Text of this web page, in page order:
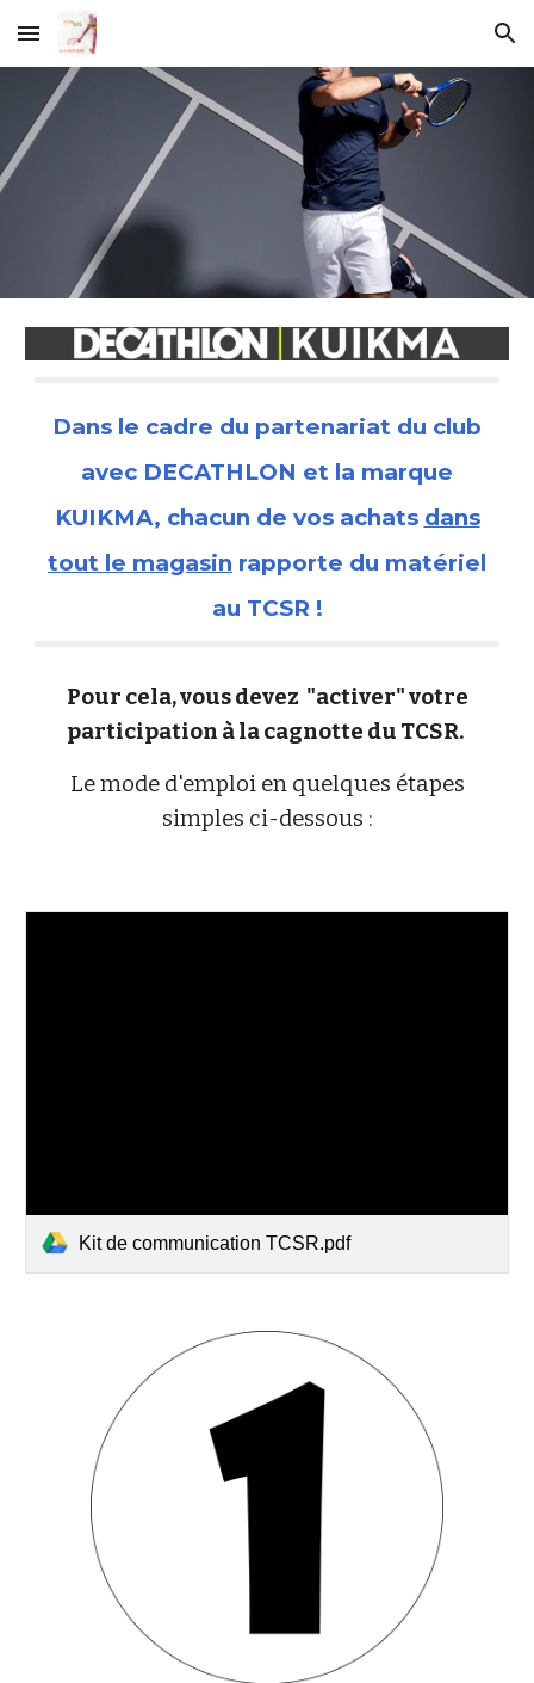
Skip to main content Skip to navigation
Dans le cadre du partenariat du club
avec DECATHLON et la marque
KUIKMA, chacun de vos achats dans
tout le magasin rapporte du matériel
au TCSR !
Pour cela, vous devez "activer" votre
participation à la cagnotte du TCSR.
Le mode d'emploi en quelques étapes
simples ci-dessous :
Kit de communication TCSR.pdf